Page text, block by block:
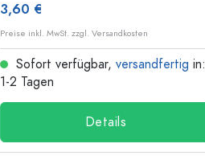
3,60 €
Preise inkl. MwSt. zzgl. Versandkosten
Sofort verfügbar, versandfertig in:
1-2 Tagen
Details